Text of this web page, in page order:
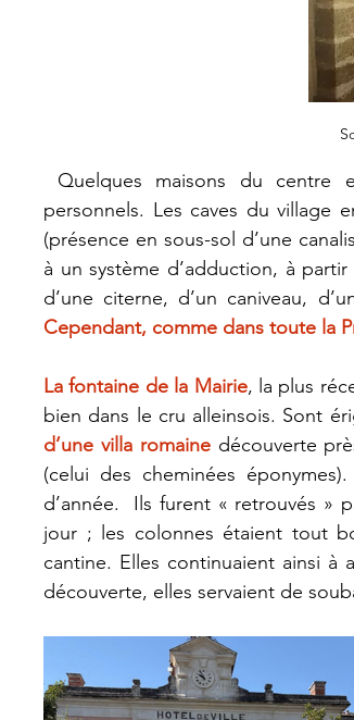
Quelques maisons du centre
personnels. Les caves du village
(présence en sous-sol d’une
à un système d’adduction, à
Cependant, comme dans toute la
La fontaine de la Mairie, la plus
bien dans le cru alleinsois. Sont
d’une villa romaine découverte
(celui des cheminées
d’année.  Ils furent « retrouvés
jour ; les colonnes étaient tout
cantine. Elles continuaient ainsi à
découverte, elles servaient de